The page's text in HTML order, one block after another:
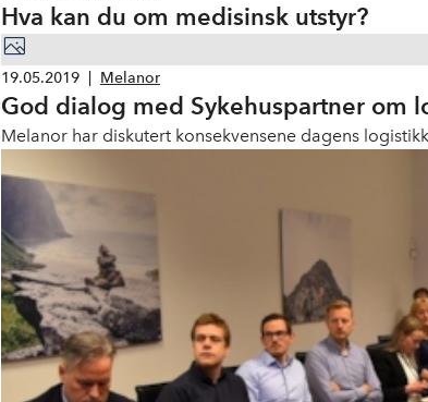
Hva kan du om medisinsk utstyr?
19.05.2019 Melanor
God dialog med Sykehuspartner om
Melanor har diskutert konsekvensene dagens